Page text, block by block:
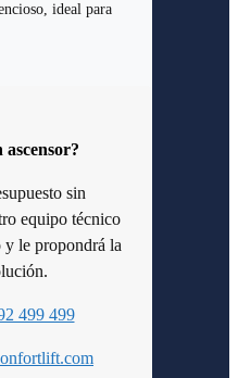
ideal para
ascensor?
sin
equipo técnico
le propondrá la
499 499